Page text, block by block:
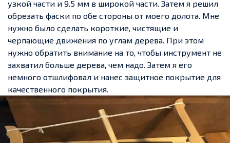
узкой части и 9.5 мм в широкой части. Затем я решил
обрезать фаски по обе стороны от моего долота. Мне
нужно было сделать короткие, чистящие и
черпающие движения по углам дерева. При этом
нужно обратить внимание на то, чтобы инструмент не
захватил больше дерева, чем надо. Затем я его
немного отшлифовал и нанес защитное покрытие для
качественного покрытия.